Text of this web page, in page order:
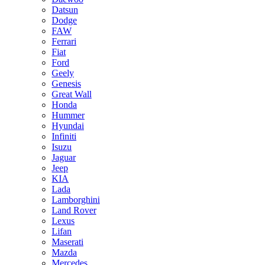
Datsun
Dodge
FAW
Ferrari
Fiat
Ford
Geely
Genesis
Great Wall
Honda
Hummer
Hyundai
Infiniti
Isuzu
Jaguar
Jeep
KIA
Lada
Lamborghini
Land Rover
Lexus
Lifan
Maserati
Mazda
Mercedes